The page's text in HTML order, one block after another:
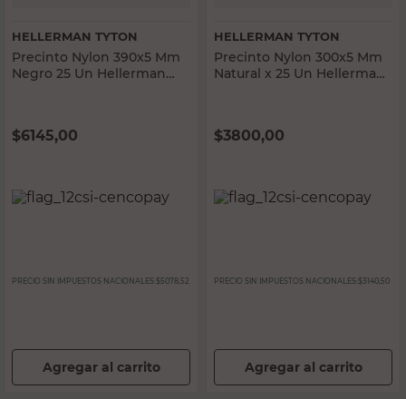
HELLERMAN TYTON
Precinto Nylon 390x5 Mm
Negro 25 Un Hellerman
$6145,00
PRECIO SIN IMPUESTOS NACIONALES: $5078,52
Agregar al carrito
HELLERMAN TYTON
Precinto Nylon 300x5 Mm
Natural x 25 Un Hellerman
$3800,00
PRECIO SIN IMPUESTOS NACIONALES: $3140,50
Agregar al carrito